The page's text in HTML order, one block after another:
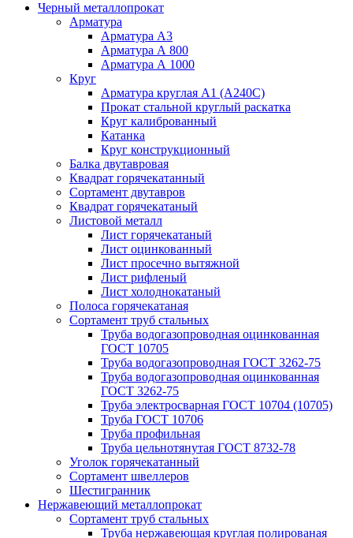
Черный металлопрокат
Арматура
Арматура А3
Арматура А 800
Арматура А 1000
Круг
Арматура круглая А1 (А240C)
Прокат стальной круглый раскатка
Круг калиброванный
Катанка
Круг конструкционный
Балка двутавровая
Квадрат горячекатанный
Сортамент двутавров
Квадрат горячекатаный
Листовой металл
Лист горячекатаный
Лист оцинкованный
Лист просечно вытяжной
Лист рифленый
Лист холоднокатаный
Полоса горячекатаная
Сортамент труб стальных
Труба водогазопроводная оцинкованная
ГОСТ 10705
Труба водогазопроводная ГОСТ 3262-75
Труба водогазопроводная оцинкованная
ГОСТ 3262-75
Труба электросварная ГОСТ 10704 (10705)
Труба ГОСТ 10706
Труба профильная
Труба цельнотянутая ГОСТ 8732-78
Уголок горячекатанный
Сортамент швеллеров
Шестигранник
Нержавеющий металлопрокат
Сортамент труб стальных
Труба нержавеющая круглая полированая